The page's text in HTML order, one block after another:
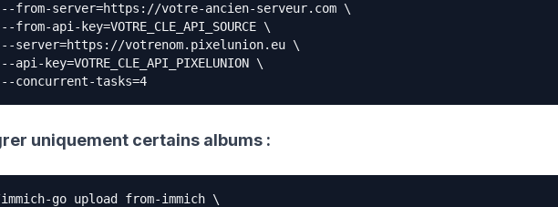
from-server=https://votre-ancien-serveur.com \
from-api-key=VOTRE_CLE_API_SOURCE \
server=https://votrenom.pixelunion.eu \
api-key=VOTRE_CLE_API_PIXELUNION \
uniquement certains albums :
go upload from-immich \